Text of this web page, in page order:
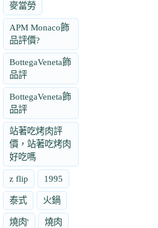
麥當勞
APM Monaco飾
品評價?
BottegaVeneta飾
品評
BottegaVeneta飾
品評
站著吃烤肉評
價，站著吃烤肉
好吃嗎
z flip 1995
泰式 火鍋
燒肉' 燒肉